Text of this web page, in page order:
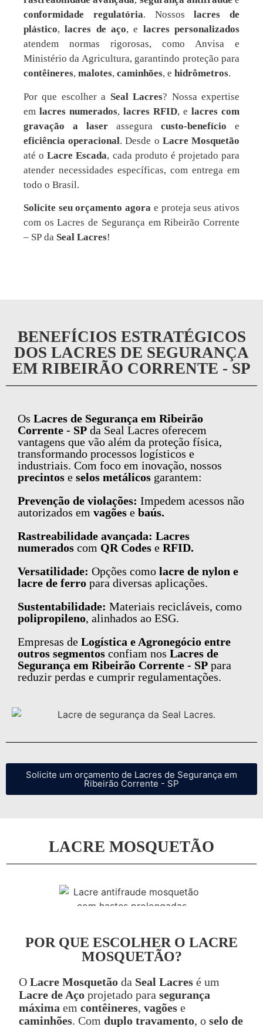
conformidade regulatória. Nossoslacres de
plástico,lacres de aço, e lacres personalizados
atendem normas rigorosas, como Anvisa e
Ministério da Agricultura, garantindo proteção para
contêineres, malotes, caminhões, e hidrômetros.
Por que escolher a Seal Lacres? Nossa expertise
em lacres numerados, lacres RFID, e lacres com
gravação a laser assegura custo-benefício e
eficiência operacional. Desde o Lacre Mosquetão
até oLacre Escada, cada produto é projetado para
atender necessidades específicas, com entrega em
todo o Brasil.
Solicite seu orçamento agora e proteja seus ativos
com os Lacres de Segurança em Ribeirão Corrente
– SP da Seal Lacres!
BENEFÍCIOS ESTRATÉGICOS
DOS LACRES DE SEGURANÇA
EM RIBEIRÃO CORRENTE - SP
Os Lacres de Segurança em Ribeirão
Corrente - SP da Seal Lacres oferecem
vantagens que vão além da proteção física,
transformando processos logísticos e
industriais. Com foco em inovação, nossos
precintos e selos metálicos garantem:
Prevenção de violações: Impedem acessos não
autorizados em vagões e baús.
Rastreabilidade avançada: Lacres
numerados com QR Codes e RFID.
Versatilidade: Opções como lacre de nylon e
lacre de ferro para diversas aplicações.
Sustentabilidade: Materiais recicláveis, como
polipropileno, alinhados ao ESG.
Empresas de Logística e Agronegócio entre
outros segmentos confiam nos Lacres de
Segurança em Ribeirão Corrente - SP para
reduzir perdas e cumprir regulamentações.
Solicite um orçamento de Lacres de Segurança em
Ribeirão Corrente - SP
LACRE MOSQUETÃO
POR QUE ESCOLHER O LACRE
MOSQUETÃO?
O Lacre Mosquetão da Seal Lacres é um
Lacre de Aço projetado para segurança
máxima em contêineres, vagões e
caminhões. Com duplo travamento, o selo de